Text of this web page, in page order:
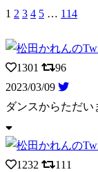
1 2 3 4 5 … 114
1301
96
2023/03/09
ダンスからただい
1232
111